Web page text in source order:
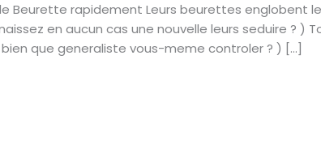
Beurette rapidement Leurs beurettes englobent
en aucun cas une nouvelle leurs seduire ? )
que generaliste vous-meme controler ? ) […]